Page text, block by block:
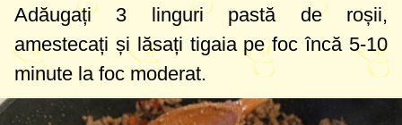
Adăugați 3 linguripastă de roșii,
amestecați și lăsați tigaia pe foc încă 5-10
minute la foc moderat.